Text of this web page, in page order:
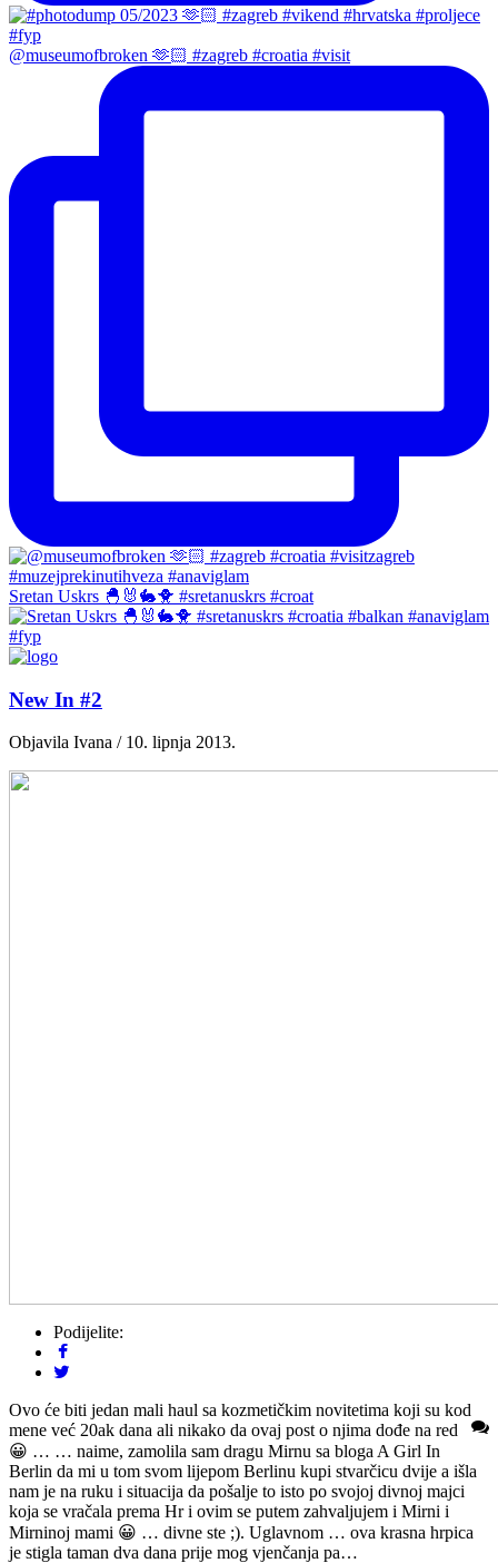
@museumofbroken 🫶🏻 #zagreb #croatia #visit
Sretan Uskrs 🐣🐰🐇🐥 #sretanuskrs #croat
New In #2
Objavila Ivana / 10. lipnja 2013.
Podijelite:
Ovo će biti jedan mali haul sa kozmetičkim novitetima koji su kod
mene već 20ak dana ali nikako da ovaj post o njima dođe na red
😀 … … naime, zamolila sam dragu Mirnu sa bloga A Girl In
Berlin da mi u tom svom lijepom Berlinu kupi stvarčicu dvije a išla
nam je na ruku i situacija da pošalje to isto po svojoj divnoj majci
koja se vračala prema Hr i ovim se putem zahvaljujem i Mirni i
Mirninoj mami 😀 … divne ste ;). Uglavnom … ova krasna hrpica
je stigla taman dva dana prije mog vjenčanja pa…